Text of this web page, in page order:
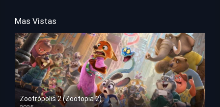
Mas Vistas
Zootrópolis 2 (Zootopia 2)